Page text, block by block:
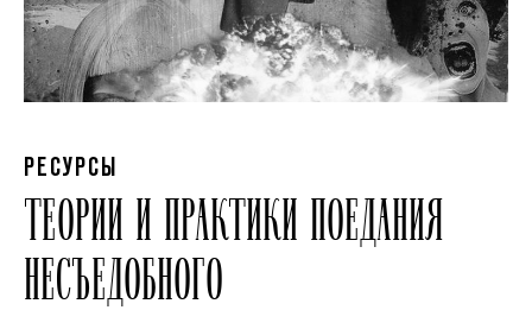
РЕСУРСЫ
ТЕОРИИ И ПРАКТИКИ ПОЕДАНИЯ
НЕСЪЕДОБНОГО